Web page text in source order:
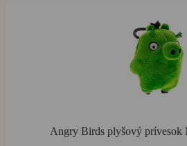
Angry Birds plyšový prívesok